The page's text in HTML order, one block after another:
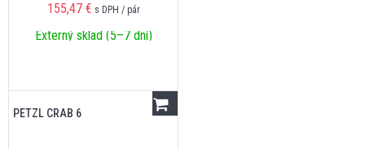
155,47 € s DPH / pár
Externý sklad (5–7 dní)
PETZL CRAB 6